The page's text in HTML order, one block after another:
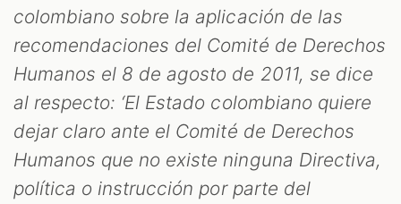
colombiano sobre la aplicación de las
recomendaciones del Comité de Derechos
Humanos el 8 de agosto de 2011, se dice
al respecto: ‘El Estado colombiano quiere
dejar claro ante el Comité de Derechos
Humanos que no existe ninguna Directiva,
política o instrucción por parte del